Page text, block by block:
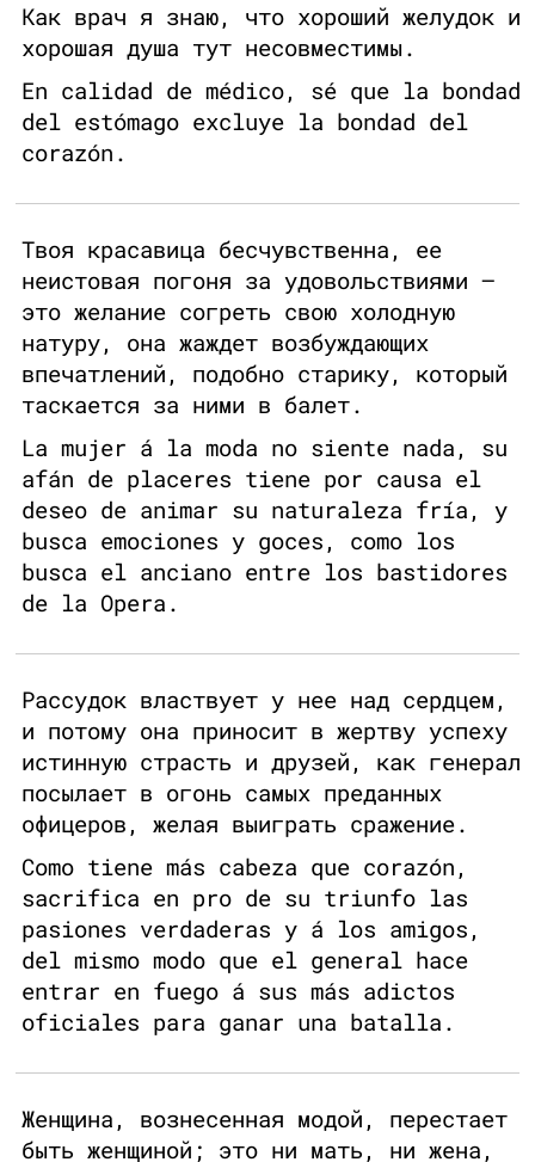
Как врач я знаю, что хороший желудок и
хорошая душа тут несовместимы.
En calidad de médico, sé que la bondad
del estómago excluye la bondad del
corazón.
Твоя красавица бесчувственна, ее
неистовая погоня за удовольствиями —
это желание согреть свою холодную
натуру, она жаждет возбуждающих
впечатлений, подобно старику, который
таскается за ними в балет.
La mujer á la moda no siente nada, su
afán de placeres tiene por causa el
deseo de animar su naturaleza fría, y
busca emociones y goces, como los
busca el anciano entre los bastidores
de la Opera.
Рассудок властвует у нее над сердцем,
и потому она приносит в жертву успеху
истинную страсть и друзей, как генерал
посылает в огонь самых преданных
офицеров, желая выиграть сражение.
Como tiene más cabeza que corazón,
sacrifica en pro de su triunfo las
pasiones verdaderas y á los amigos,
del mismo modo que el general hace
entrar en fuego á sus más adictos
oficiales para ganar una batalla.
Женщина, вознесенная модой, перестает
быть женщиной; это ни мать, ни жена,